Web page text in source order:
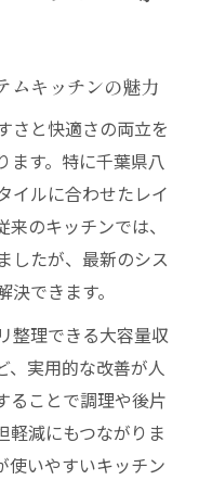
ムの最新トレン
ムがおすすめ
と衛生面の両立
ッチンリフォー
フォームのメリ
光熱費削減のコ
チンを維持する
ムキッチンの魅力
さと快適さの両立を
ます。特に千葉県八
イルに合わせたレイ
のキッチンでは、
したが、最新のシス
できます。
整理できる大容量収
、実用的な改善が人
ることで調理や後片
軽減にもつながりま
使いやすいキッチン